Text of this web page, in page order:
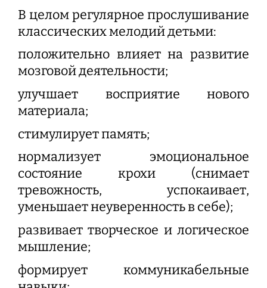
В целом регулярное прослушивание
классических мелодий детьми:
положительно влияет на развитие
мозговой деятельности;
улучшает восприятие нового
материала;
стимулирует память;
нормализует эмоциональное
состояние крохи (снимает
тревожность, успокаивает,
уменьшает неуверенность в себе);
развивает творческое и логическое
мышление;
формирует коммуникабельные